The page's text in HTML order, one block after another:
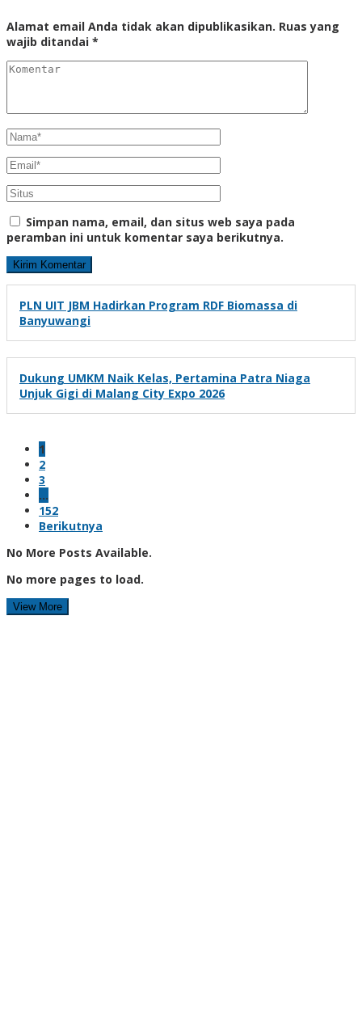
Alamat email Anda tidak akan dipublikasikan. Ruas yang
wajib ditandai *
Simpan nama, email, dan situs web saya pada
peramban ini untuk komentar saya berikutnya.
PLN UIT JBM Hadirkan Program RDF Biomassa di
Banyuwangi
Dukung UMKM Naik Kelas, Pertamina Patra Niaga
Unjuk Gigi di Malang City Expo 2026
1
2
3
…
152
Berikutnya
No More Posts Available.
No more pages to load.
View More